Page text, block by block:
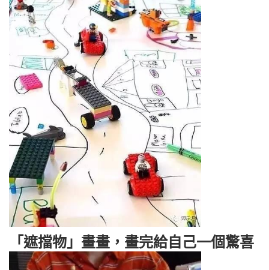
「遮擋物」畫畫，畫完給自己一個驚喜